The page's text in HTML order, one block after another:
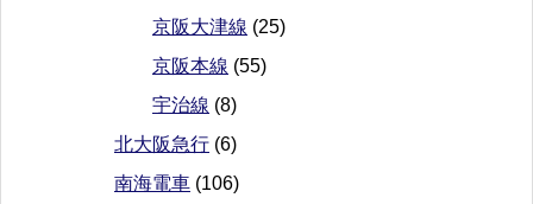
京阪大津線 (25)
京阪本線 (55)
宇治線 (8)
北大阪急行 (6)
南海電車 (106)